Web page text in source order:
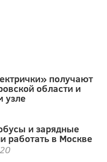
получают
области и
узле
и зарядные
работать в Москве